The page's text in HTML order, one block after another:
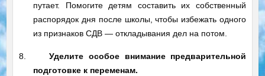
путает. Помогите детям составить их собственный
распорядок дня после школы, чтобы избежать одного
из признаков СДВ — откладывания дел на потом.
8.
Уделите особое внимание предварительной
подготовке к переменам.